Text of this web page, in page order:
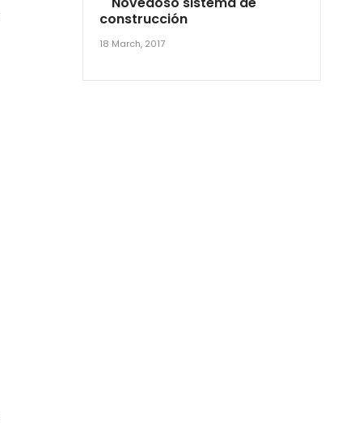
construcción
18 March, 2017